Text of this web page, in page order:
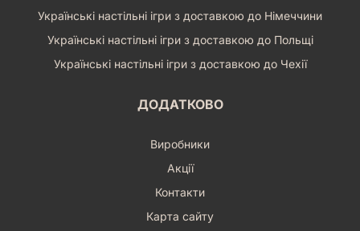
Українські настільні ігри з доставкою до Німеччини
Українські настільні ігри з доставкою до Польщі
Українські настільні ігри з доставкою до Чехії
ДОДАТКОВО
Виробники
Акції
Контакти
Карта сайту